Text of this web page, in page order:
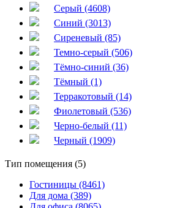
Серый (4608)
Синий (3013)
Сиреневый (85)
Темно-серый (506)
Тёмно-синий (36)
Тёмный (1)
Терракотовый (14)
Фиолетовый (536)
Черно-белый (11)
Черный (1909)
Тип помещения (5)
Гостиницы (8461)
Для дома (389)